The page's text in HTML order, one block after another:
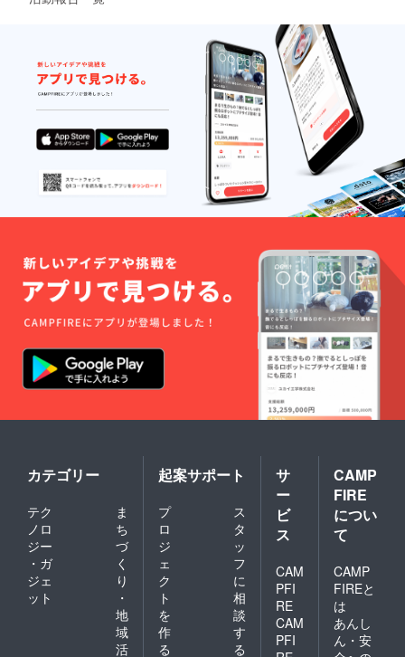
荷時期
が遅れ
る場合
があり
ます
マト運
輸160サ
イズに
て2,200
円程の
中継料
追加が
別途必
要とな
ります)
※ご注文
状況、
使用部
材の供
況、製
造工程
上の都
合等に
より出
荷時期
が遅れ
る場合
があり
カテゴリー
テク
ノロ
ジー
・ガ
ジェ
ット
ま
ち
づ
く
り
・
地
域
活
起案サポート
プ
ロ
ジ
ェ
ク
ト
を
作
る
ス
タ
ッ
フ
に
相
談
す
る
サ
ー
ビ
ス
CAM
PFI
RE
CAM
PFI
CAMP
FIRE
につい
て
CAMP
FIREと
は
あんし
ん・安